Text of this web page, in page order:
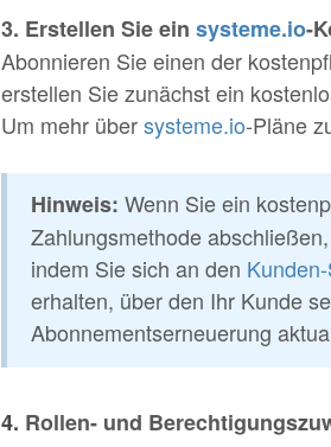
3. Erstellen Sie ein systeme.io-
Abonnieren Sie einen der
erstellen Sie zunächst ein
Um mehr übersysteme.io-Pläne
Hinweis: Wenn Sie ein
Zahlungsmethode
indem Sie sich an den
erhalten, über den Ihr Kunde
Abonnementserneuerung
4. Rollen- und